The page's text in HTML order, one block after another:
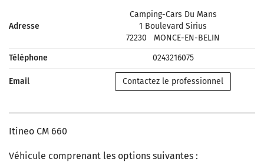
Adresse
Camping-Cars Du Mans
1 Boulevard Sirius
72230
MONCE-EN-BELIN
Téléphone
0243216075
Email Contactez le professionnel
Itineo CM 660
Véhicule comprenant les options suivantes :